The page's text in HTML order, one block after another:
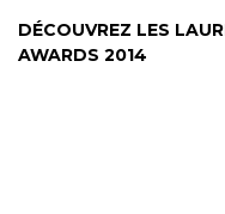
DÉCOUVREZ LES
AWARDS 2014